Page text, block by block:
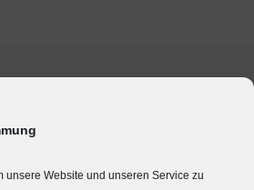
unsere Website und unseren Service zu